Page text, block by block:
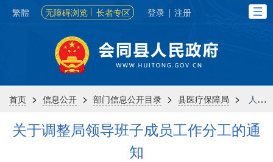
繁體 无障碍浏览 长者专区 登录 | 注册
首页 > 信息公开 > 部门信息公开目录 > 县医疗保障局 > 人事信息
关于调整局领导班子成员工作分工的通
知